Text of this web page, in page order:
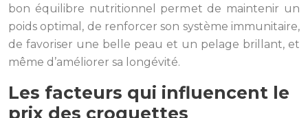
bon équilibre nutritionnel permet de maintenir un
poids optimal, de renforcer son système immunitaire,
de favoriser une belle peau et un pelage brillant, et
même d’améliorer sa longévité.
Les facteurs qui influencent le
prix des croquettes